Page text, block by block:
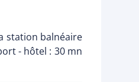
station balnéaire
- hôtel : 30 mn